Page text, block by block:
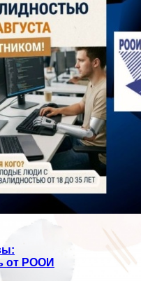
от РООИ